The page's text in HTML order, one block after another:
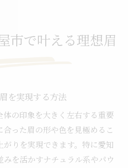
市で叶える理想眉
を実現する方法
体の印象を大きく左右する重要
った眉の形や色を見極めるこ
がりを実現できます。特に愛知
みを活かすナチュラル系やパウ